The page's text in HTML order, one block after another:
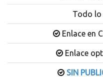
Todo lo
Enlace en
Enlace
SIN